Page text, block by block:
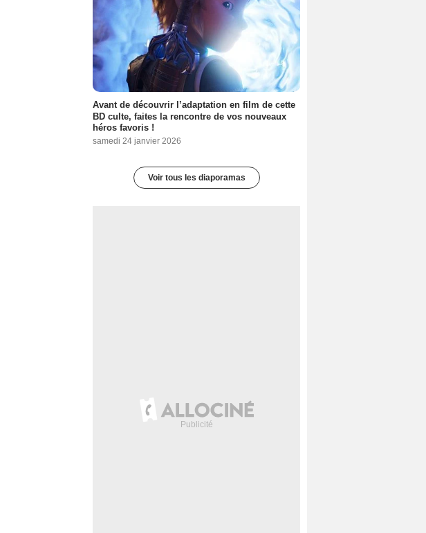
Avant de découvrir l’adaptation en film de cette
BD culte, faites la rencontre de vos nouveaux
héros favoris !
samedi 24 janvier 2026
Voir tous les diaporamas